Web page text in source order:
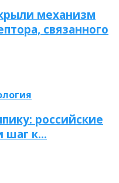
механизм
связанного
российские
шаг к…